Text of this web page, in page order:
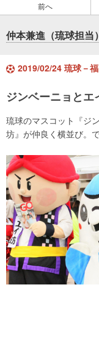
前へ
仲本兼進（琉球担当）
2019/02/24 琉球－
ジンベーニョとエ
琉球のマスコット『ジ
坊』が仲良く横並び。